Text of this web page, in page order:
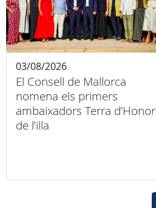
El Consell de Mallorca
nomena els primers
ambaixadors Terra d’Honor
de l’illa
03/08/2026